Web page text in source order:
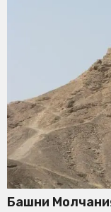
Башни